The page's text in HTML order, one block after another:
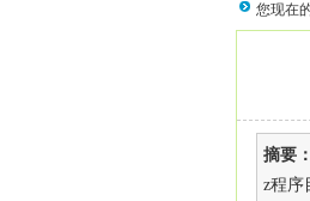
您现在
摘要：
z程序